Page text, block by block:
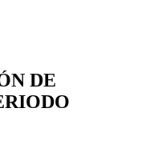
DE